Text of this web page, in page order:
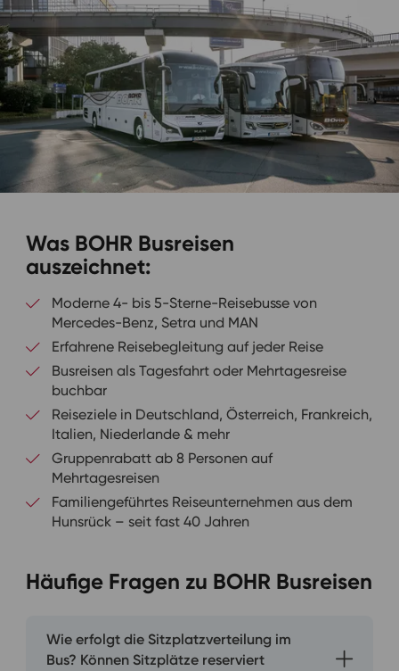
Was BOHR Busreisen
auszeichnet:
Moderne 4- bis 5-Sterne-Reisebusse von
Mercedes-Benz, Setra und MAN
Erfahrene Reisebegleitung auf jeder Reise
Busreisen als Tagesfahrt oder Mehrtagesreise
buchbar
Reiseziele in Deutschland, Österreich, Frankreich,
Italien, Niederlande & mehr
Gruppenrabatt ab 8 Personen auf
Mehrtagesreisen
Familiengeführtes Reiseunternehmen aus dem
Hunsrück – seit fast 40 Jahren
Häufige Fragen zu BOHR Busreisen
Wie erfolgt die Sitzplatzverteilung im
Bus? Können Sitzplätze reserviert